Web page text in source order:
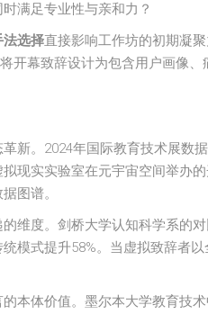
满足专业性与亲和力？
法选择直接影响工作坊的初期凝
开幕致辞设计为包含用户画像
新。2024年国际教育技术展数
现实实验室在元宇宙空间举办
图谱。
维度。剑桥大学认知科学系的
模式提升58%。当虚拟致辞者
本体价值。墨尔本大学教育技